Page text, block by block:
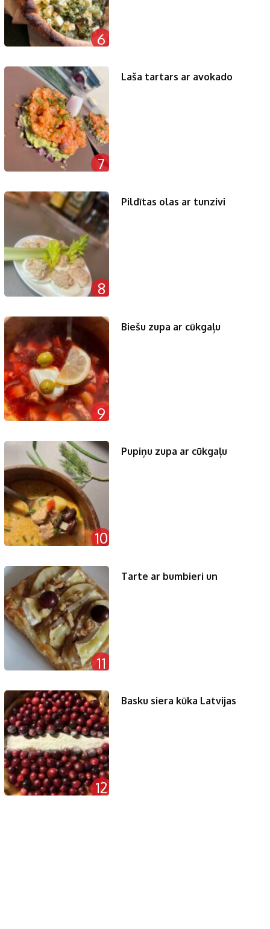
6
7
Laša tartars ar avokado
8
Pildītas olas ar tunzivi
9
Biešu zupa ar cūkgaļu
10
Pupiņu zupa ar cūkgaļu
11
Tarte ar bumbieri un
12
Basku siera kūka Latvijas